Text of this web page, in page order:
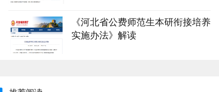
《河北省公费师范生本研衔接培养
实施办法》解读